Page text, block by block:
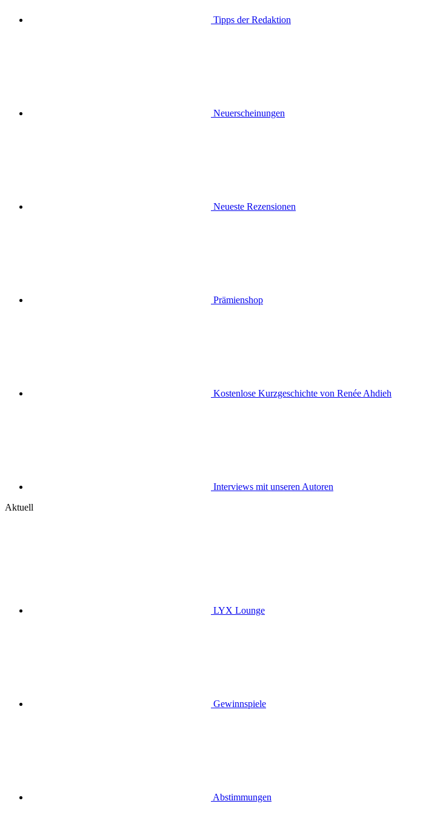
Tipps der Redaktion
Neuerscheinungen
Neueste Rezensionen
Prämienshop
Kostenlose Kurzgeschichte von Renée Ahdieh
Interviews mit unseren Autoren
Aktuell
LYX Lounge
Gewinnspiele
Abstimmungen